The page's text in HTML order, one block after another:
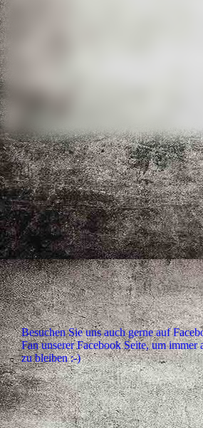
Besuchen Sie uns auch gerne auf
Fan unserer Facebook Seite, um immer
zu bleiben :-)